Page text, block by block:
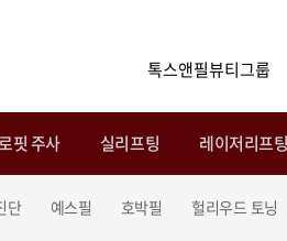
톡스앤필뷰티그룹
핏 주사 실리프팅 레이저리프팅
단 예스필 호박필 헐리우드 토닝